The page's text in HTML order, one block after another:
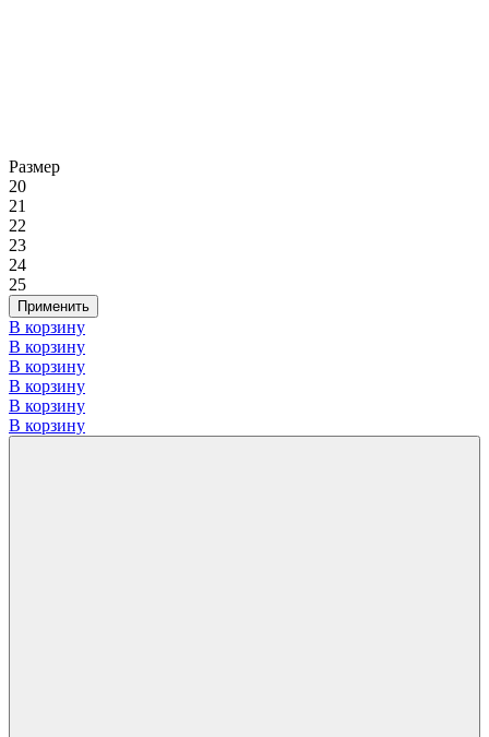
Размер
20
21
22
23
24
25
Применить
В корзину
В корзину
В корзину
В корзину
В корзину
В корзину